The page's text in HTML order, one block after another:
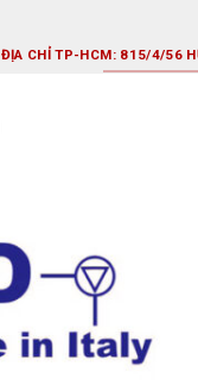
ĐỊA CHỈ TP-HCM: 815/4/56